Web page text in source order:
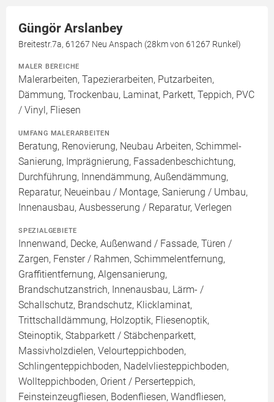
Güngör Arslanbey
Breitestr.7a, 61267 Neu Anspach (28km von 61267 Runkel)
MALER BEREICHE
Malerarbeiten, Tapezierarbeiten, Putzarbeiten,
Dämmung, Trockenbau, Laminat, Parkett, Teppich, PVC
/ Vinyl, Fliesen
UMFANG MALERARBEITEN
Beratung, Renovierung, Neubau Arbeiten, Schimmel-
Sanierung, Imprägnierung, Fassadenbeschichtung,
Durchführung, Innendämmung, Außendämmung,
Reparatur, Neueinbau / Montage, Sanierung / Umbau,
Innenausbau, Ausbesserung / Reparatur, Verlegen
SPEZIALGEBIETE
Innenwand, Decke, Außenwand / Fassade, Türen /
Zargen, Fenster / Rahmen, Schimmelentfernung,
Graffitientfernung, Algensanierung,
Brandschutzanstrich, Innenausbau, Lärm- /
Schallschutz, Brandschutz, Klicklaminat,
Trittschalldämmung, Holzoptik, Fliesenoptik,
Steinoptik, Stabparkett / Stäbchenparkett,
Massivholzdielen, Velourteppichboden,
Schlingenteppichboden, Nadelvliesteppichboden,
Wollteppichboden, Orient / Perserteppich,
Feinsteinzeugfliesen, Bodenfliesen, Wandfliesen,